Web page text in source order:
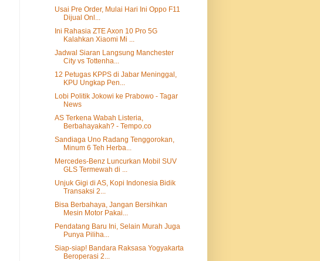
Usai Pre Order, Mulai Hari Ini Oppo F11
Dijual Onl...
Ini Rahasia ZTE Axon 10 Pro 5G
Kalahkan Xiaomi Mi ...
Jadwal Siaran Langsung Manchester
City vs Tottenha...
12 Petugas KPPS di Jabar Meninggal,
KPU Ungkap Pen...
Lobi Politik Jokowi ke Prabowo - Tagar
News
AS Terkena Wabah Listeria,
Berbahayakah? - Tempo.co
Sandiaga Uno Radang Tenggorokan,
Minum 6 Teh Herba...
Mercedes-Benz Luncurkan Mobil SUV
GLS Termewah di ...
Unjuk Gigi di AS, Kopi Indonesia Bidik
Transaksi 2...
Bisa Berbahaya, Jangan Bersihkan
Mesin Motor Pakai...
Pendatang Baru Ini, Selain Murah Juga
Punya Piliha...
Siap-siap! Bandara Raksasa Yogyakarta
Beroperasi 2...